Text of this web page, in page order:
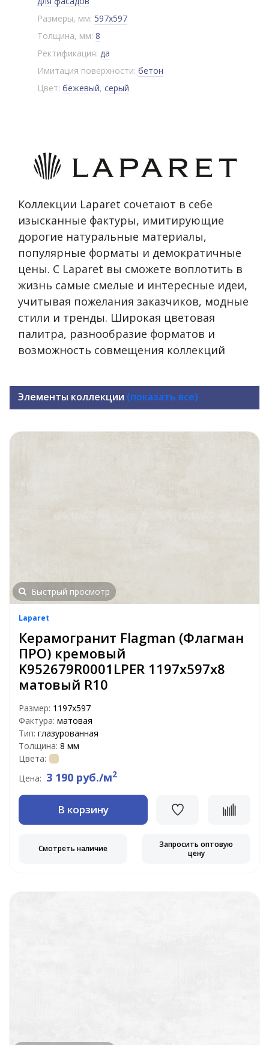
Размеры, мм: 597x597
Толщина, мм: 8
Ректификация: да
Имитация поверхности: бетон
Цвет: бежевый, серый
Коллекции Laparet сочетают в себе
изысканные фактуры, имитирующие
дорогие натуральные материалы,
популярные форматы и демократичные
цены. С Laparet вы сможете воплотить в
жизнь самые смелые и интересные идеи,
учитывая пожелания заказчиков, модные
стили и тренды. Широкая цветовая
палитра, разнообразие форматов и
возможность совмещения коллекций
Элементы коллекции (показать все)
Быстрый просмотр
Laparet
Керамогранит Flagman (Флагман
ПРО) кремовый
K952679R0001LPER 1197х597x8
матовый R10
Размер: 1197х597
Фактура: матовая
Тип: глазурованная
Толщина: 8 мм
Цвета:
Цена: 3 190 руб./м2
В корзину
Смотреть наличие
Запросить оптовую
цену